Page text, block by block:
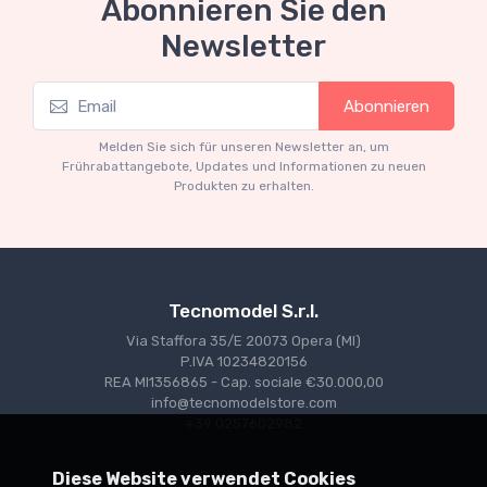
Mythos Collection 1-18
Ferrari 166 MM Abarth Metallic Silver Press
€227.05 €239.00
Abonnieren Sie den
Newsletter
Abonnieren
Melden Sie sich für unseren Newsletter an, um
Frührabattangebote, Updates und Informationen zu neuen
Produkten zu erhalten.
Tecnomodel S.r.l.
Via Staffora 35/E 20073 Opera (MI)
P.IVA 10234820156
REA MI1356865 - Cap. sociale €30.000,00
info@tecnomodelstore.com
Diese Website verwendet Cookies